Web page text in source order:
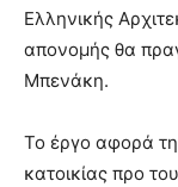
Ελληνικής
απονομής θα
Μπενάκη.
Το έργο αφορά
κατοικίας προ